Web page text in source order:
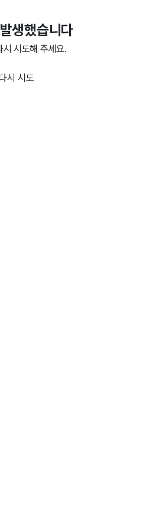
생했습니다
시 시도해 주세요.
다시 시도